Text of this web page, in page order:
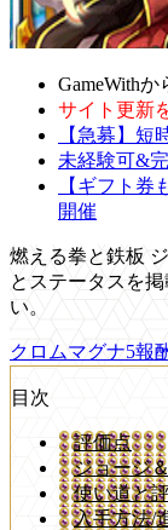
GameWith
サイト更新
【急募】短
未経験可&
【ギフト券
開催
燃える拳と鉄板
とステータスを
い。
クロムマグナ5報
目次
評価点
ジョージ
使い道と
入手方法/